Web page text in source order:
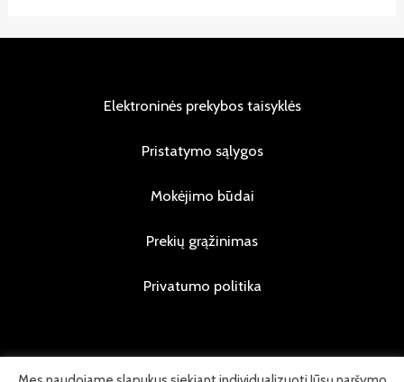
Elektroninės prekybos taisyklės
Pristatymo sąlygos
Mokėjimo būdai
Prekių grąžinimas
Privatumo politika